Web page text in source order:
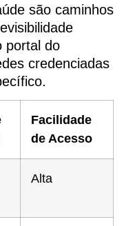
são caminhos
portal do
credenciadas
Facilidade
de Acesso
Alta